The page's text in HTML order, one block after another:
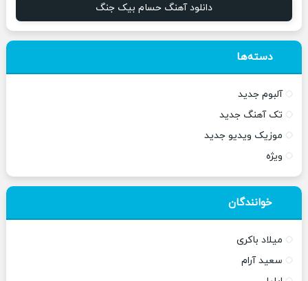
دانلود آهنگ حسام بیک جنگ
دسته‌ها
آلبوم جدید
تک آهنگ جدید
موزیک ویدیو جدید
ویژه
خوانندگان
میلاد باکری
سعید آرام